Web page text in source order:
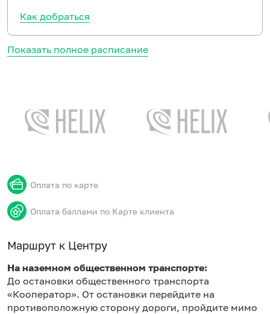
Показать полное расписание
Оплата по карте
Оплата баллами по Карте клиента
Маршрут к Центру
На наземном общественном транспорте:
До остановки общественного транспорта
«Кооператор». От остановки перейдите на
противоположную сторону дороги, пройдите мимо
Как добраться